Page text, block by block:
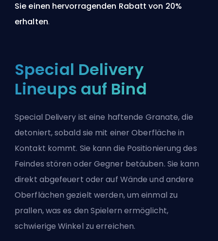
Sie einen hervorragenden Rabatt von 20%
erhalten.
Special Delivery
Lineups auf Bind
Special Delivery ist eine haftende Granate, die
detoniert, sobald sie mit einer Oberfläche in
Kontakt kommt. Sie kann die Positionierung des
Feindes stören oder Gegner betäuben. Sie kann
direkt abgefeuert oder auf Wände und andere
Oberflächen gezielt werden, um einmal zu
prallen, was es den Spielern ermöglicht,
schwierige Winkel zu erreichen.